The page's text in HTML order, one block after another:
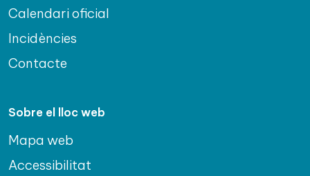
Calendari oficial
Incidències
Contacte
Sobre el lloc web
Mapa web
Accessibilitat